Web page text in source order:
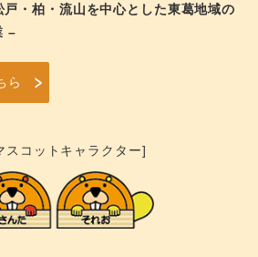
・柏・流山を中心とした東葛地域の
–
ら
スコットキャラクター]